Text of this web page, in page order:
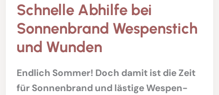
Schnelle Abhilfe bei
Sonnenbrand Wespenstich
und Wunden
Endlich Sommer! Doch damit ist die Zeit
für Sonnenbrand und lästige Wespen-